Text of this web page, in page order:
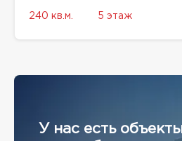
240 кв.м. 5 этаж
У нас есть